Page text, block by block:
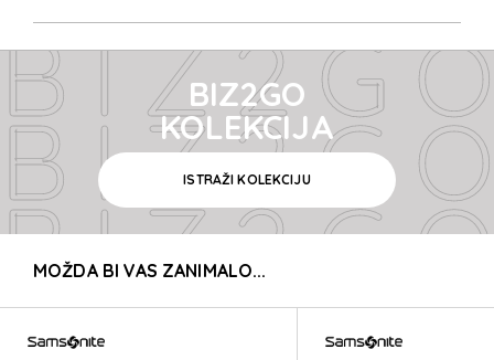
BIZ2GO
BIZ2GO
BIZ2GO
BIZ2GO
BIZ2GO
KOLEKCIJA
ISTRAŽI KOLEKCIJU
MOŽDA BI VAS ZANIMALO...